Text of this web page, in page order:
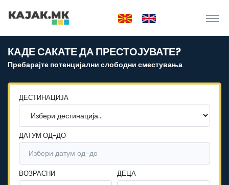
КАДЕ САКАТЕ ДА ПРЕСТОЈУВАТЕ?
Пребарајте потенцијални слободни сместувања
ДЕСТИНАЦИЈА
ДАТУМ ОД-ДО
ВОЗРАСНИ ДЕЦА